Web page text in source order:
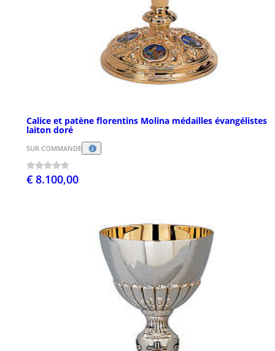
Calice et patène florentins Molina médailles évangélistes
laiton doré
SUR COMMANDE
€ 8.100,00